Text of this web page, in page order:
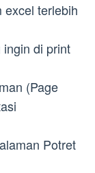
excel terlebih
di print
(Page
Potret